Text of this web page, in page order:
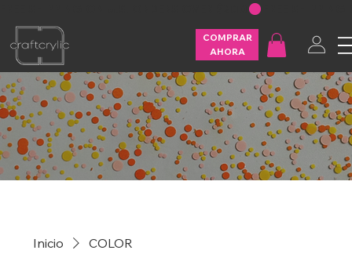
COMPRAR
AHORA
Inicio COLOR